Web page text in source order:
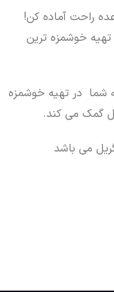
راحت آماده کن!
خوشمزه ترین
، به شما در تهیه خوشمزه
گمک می کند.
می باشد